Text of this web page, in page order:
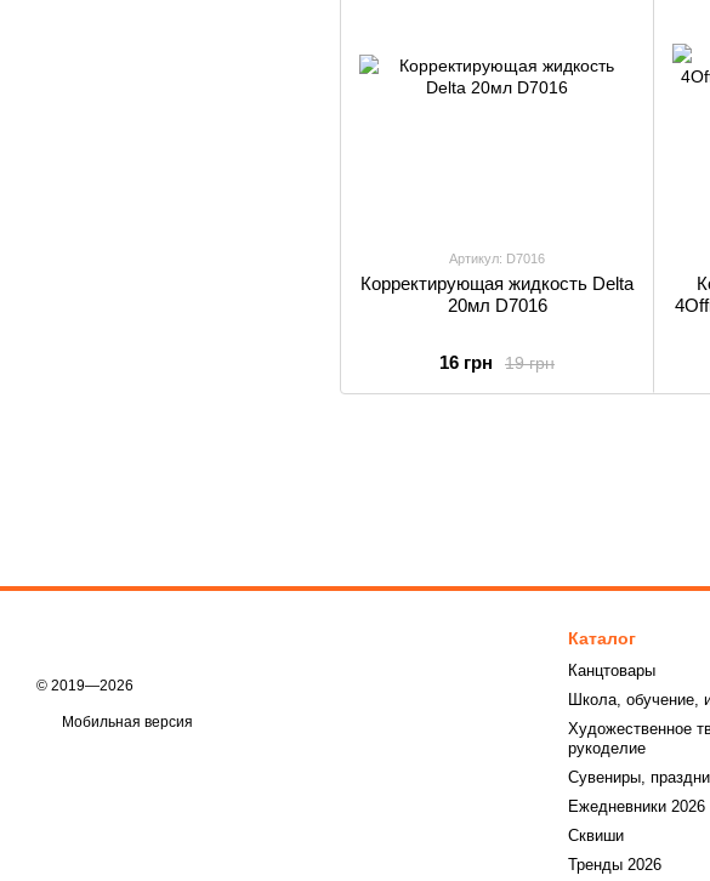
Артикул: D7016
Корректирующая жидкость Delta
20мл D7016
19 грн
16 грн
© 2019—2026
Мобильная версия
Каталог
Канцтовары
Школа, обучение,
Художественное
рукоделие
Сувениры,
Ежедневники 2026
Сквиши
Тренды 2026